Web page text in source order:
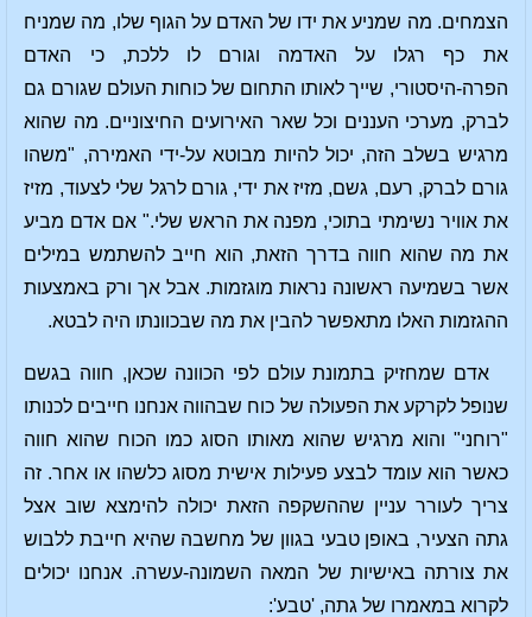
הצמחים. מה שמניע את ידו של האדם על הגוף שלו, מה שמניח
את כף רגלו על האדמה וגורם לו ללכת, כי האדם
הפרה-היסטורי, שייך לאותו התחום של כוחות העולם שגורם גם
לברק, מערכי העננים וכל שאר האירועים החיצוניים. מה שהוא
מרגיש בשלב הזה, יכול להיות מבוטא על-ידי האמירה, "משהו
גורם לברק, רעם, גשם, מזיז את ידי, גורם לרגל שלי לצעוד, מזיז
את אוויר נשימתי בתוכי, מפנה את הראש שלי." אם אדם מביע
את מה שהוא חווה בדרך הזאת, הוא חייב להשתמש במילים
אשר בשמיעה ראשונה נראות מוגזמות. אבל אך ורק באמצעות
ההגזמות האלו מתאפשר להבין את מה שבכוונתו היה לבטא.
אדם שמחזיק בתמונת עולם לפי הכוונה שכאן, חווה בגשם
שנופל לקרקע את הפעולה של כוח שבהווה אנחנו חייבים לכנותו
"רוחני" והוא מרגיש שהוא מאותו הסוג כמו הכוח שהוא חווה
כאשר הוא עומד לבצע פעילות אישית מסוג כלשהו או אחר. זה
צריך לעורר עניין שההשקפה הזאת יכולה להימצא שוב אצל
גתה הצעיר, באופן טבעי בגוון של מחשבה שהיא חייבת ללבוש
את צורתה באישיות של המאה השמונה-עשרה. אנחנו יכולים
לקרוא במאמרו של גתה, 'טבע':